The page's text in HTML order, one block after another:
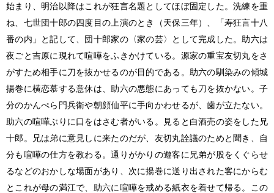
始まり、明治以降はこれが狂言名題としてほぼ固定した。洗練を重
ね、七世団十郎の四度目の上演のとき（天保三年）、「寿狂言十八
番の内」と記して、団十郎家の〈家の芸〉として完成した。助六は
夜ごと吉原に現れて喧嘩をふきかけている。源家の重宝友切丸をさ
がすため相手に刀を抜かせるのが目的である。助六の馴染みの傾城
揚巻に横恋慕する意休は、助六の悪態にあっても刀を抜かない。子
分のかんぺら門兵衛や朝顔仙平に手向かわせるが、歯が立たない。
助六の喧嘩ぶりに口をはさむ者がいる。見ると白酒売の姿をした兄
十郎。兄は弟に意見しに来たのだが、友切丸詮議のためと聞き、自
分も喧嘩の仕方を教わる。通りがかりの遊客に兄弟が股をくぐらせ
るなどのおかしな場面があり、次に揚巻に送り出された客にからむ
とこれが母の満江で、助六に喧嘩を戒める紙衣を着せて帰る。この